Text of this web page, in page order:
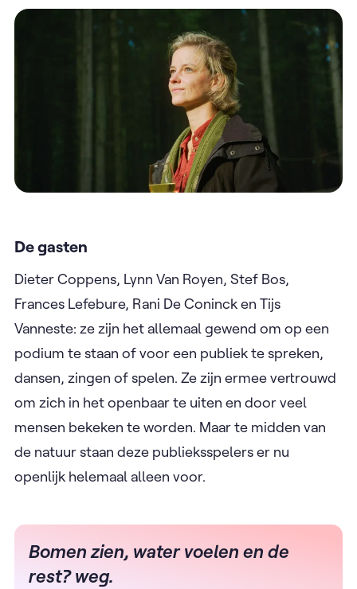
De gasten
Dieter Coppens, Lynn Van Royen, Stef Bos,
Frances Lefebure, Rani De Coninck en Tijs
Vanneste: ze zijn het allemaal gewend om op een
podium te staan of voor een publiek te spreken,
dansen, zingen of spelen. Ze zijn ermee vertrouwd
om zich in het openbaar te uiten en door veel
mensen bekeken te worden. Maar te midden van
de natuur staan deze publieksspelers er nu
openlijk helemaal alleen voor.
Bomen zien, water voelen en de
rest? weg.